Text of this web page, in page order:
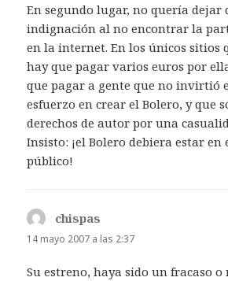
En segundo lugar, no quería
indignación al no encontrar la
en la internet. En los únicos sitios
hay que pagar varios euros por
que pagar a gente que no invirtió
esfuerzo en crear el Bolero, y que
derechos de autor por una
Insisto: ¡el Bolero debiera estar
público!
chispas
14 mayo 2007 a las 2:37
Su estreno, haya sido un fracaso o